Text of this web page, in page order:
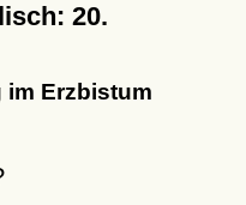
20.
im Erzbistum